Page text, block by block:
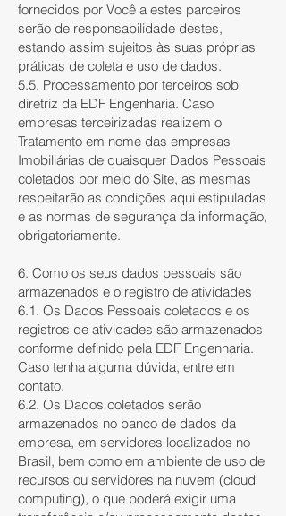
fornecidos por Você a estes parceiros
serão de responsabilidade destes,
estando assim sujeitos às suas próprias
práticas de coleta e uso de dados.
5.5. Processamento por terceiros sob
diretriz da EDF Engenharia. Caso
empresas terceirizadas realizem o
Tratamento em nome das empresas
Imobiliárias de quaisquer Dados Pessoais
coletados por meio do Site, as mesmas
respeitarão as condições aqui estipuladas
e as normas de segurança da informação,
obrigatoriamente.
6. Como os seus dados pessoais são
armazenados e o registro de atividades
6.1. Os Dados Pessoais coletados e os
registros de atividades são armazenados
conforme definido pela EDF Engenharia.
Caso tenha alguma dúvida, entre em
contato.
6.2. Os Dados coletados serão
armazenados no banco de dados da
empresa, em servidores localizados no
Brasil, bem como em ambiente de uso de
recursos ou servidores na nuvem (cloud
computing), o que poderá exigir uma